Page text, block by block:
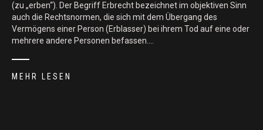
(zu „erben“). Der Begriff Erbrecht bezeichnet im objektiven Sinn
auch die Rechtsnormen, die sich mit dem Übergang des
Vermögens einer Person (Erblasser) bei ihrem Tod auf eine oder
mehrere andere Personen befassen.…
MEHR LESEN